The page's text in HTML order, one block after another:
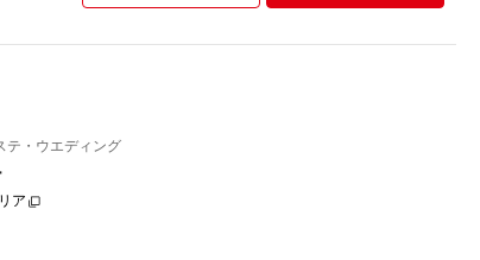
テ・ウエディング
ア